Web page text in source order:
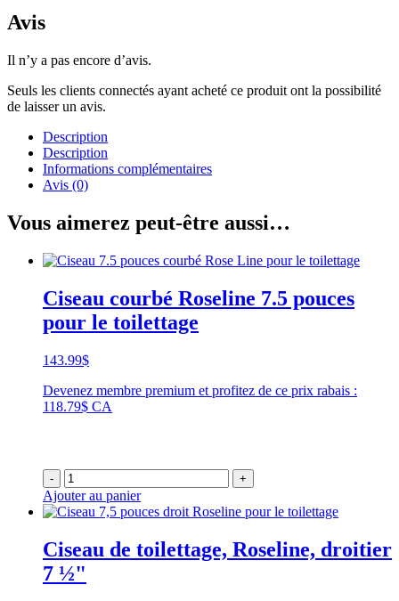
Avis
Il n’y a pas encore d’avis.
Seuls les clients connectés ayant acheté ce produit ont la possibilité
de laisser un avis.
Description
Description
Informations complémentaires
Avis (0)
Vous aimerez peut-être aussi…
Ciseau courbé Roseline 7.5 pouces
pour le toilettage
143.99$
Devenez membre premium et profitez de ce prix rabais :
118.79$ CA
- +
Ajouter au panier
Ciseau de toilettage, Roseline, droitier
7 ½"